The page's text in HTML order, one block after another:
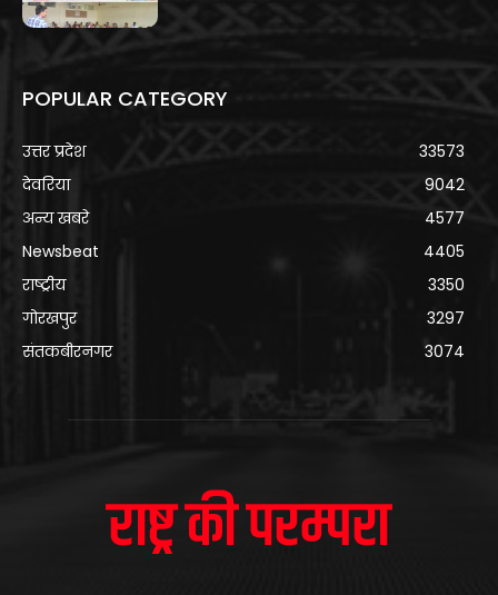
POPULAR CATEGORY
उत्तर प्रदेश
33573
देवरिया
9042
अन्य खबरे
4577
Newsbeat
4405
राष्ट्रीय
3350
गोरखपुर
3297
संतकबीरनगर
3074